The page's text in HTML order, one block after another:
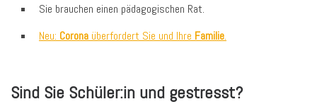
Sie brauchen einen pädagogischen Rat.
Neu: Corona überfordert Sie und Ihre Familie.
Sind Sie Schüler:in und gestresst?